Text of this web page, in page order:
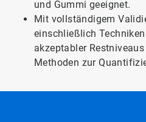
und Gummi geeignet.
Mit vollständigem
einschließlich
akzeptabler
Methoden zur